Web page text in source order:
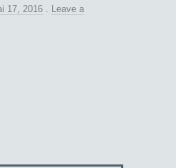
17, 2016
Leave a